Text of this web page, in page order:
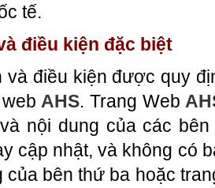
tế.
điều kiện đặc biệt
và điều kiện được quy
webAHS. Trang Web
nội dung của các
cập nhật, và không có
của bên thứ ba hoặc